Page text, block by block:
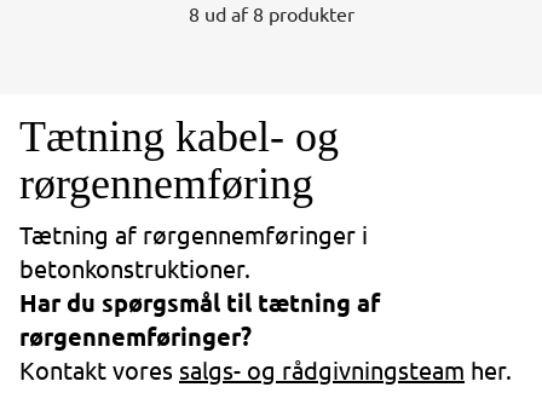
8 ud af 8 produkter
Tætning kabel- og
rørgennemføring
Tætning af rørgennemføringer i
betonkonstruktioner.
Har du spørgsmål til tætning af
rørgennemføringer?
Kontakt vores salgs- og rådgivningsteam her.